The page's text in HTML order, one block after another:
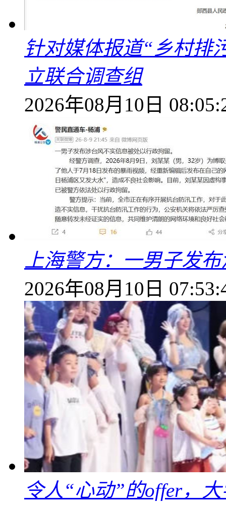
针对媒体报道“乡村排
立联合调查组
2026年08月10日
上海警方：一男子发
2026年08月10日
令人“心动”的offer，